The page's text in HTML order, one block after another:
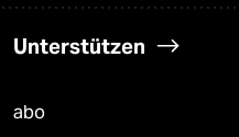
Unterstützen
abo